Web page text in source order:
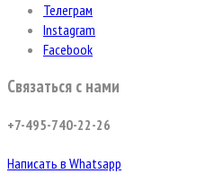
Телеграм
Instagram
Facebook
Связаться с нами
+7-495-740-22-26
Написать в Whatsapp